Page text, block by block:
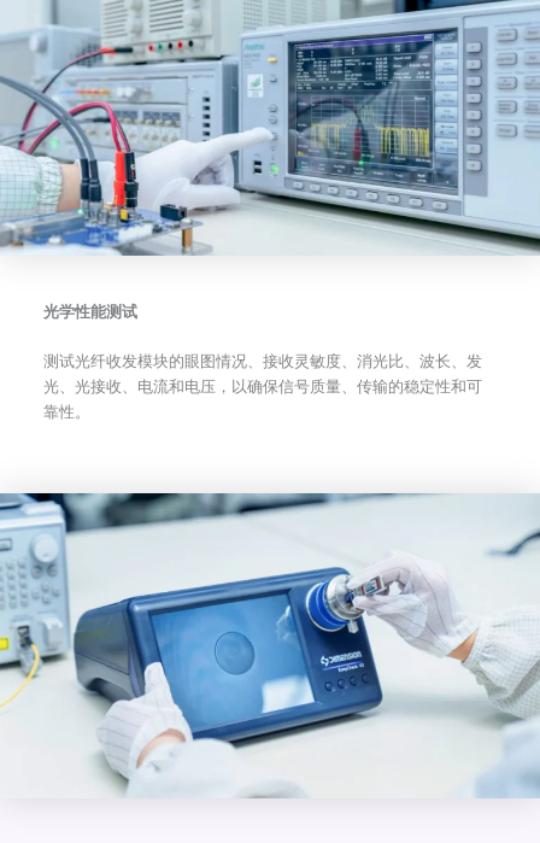
光学性能测试
测试光纤收发模块的眼图情况、接收灵敏度、消光比、波长、发
光、光接收、电流和电压，以确保信号质量、传输的稳定性和可
靠性。